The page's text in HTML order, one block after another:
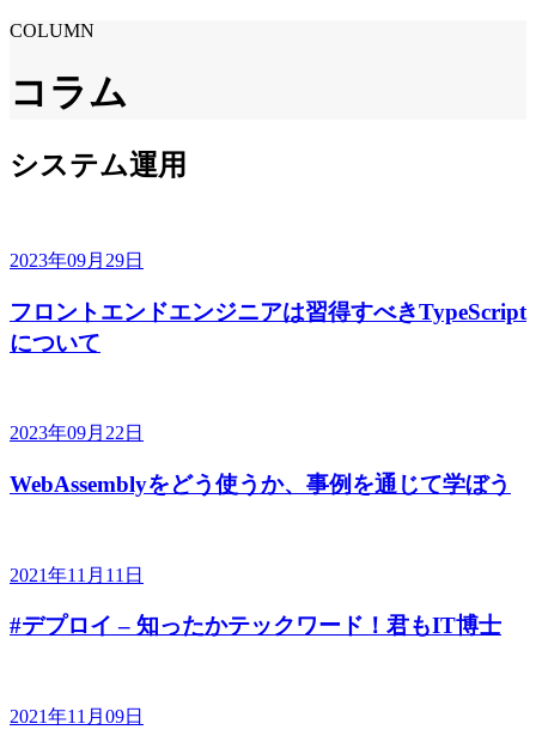
COLUMN
コラム
システム運用
2023年09月29日
フロントエンドエンジニアは習得すべきTypeScript
について
2023年09月22日
WebAssemblyをどう使うか、事例を通じて学ぼう
2021年11月11日
#デプロイ – 知ったかテックワード！君もIT博士
2021年11月09日